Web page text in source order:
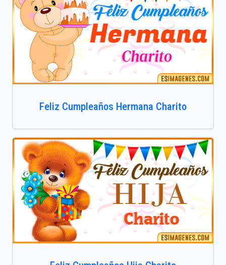
Feliz Cumpleaños Hermana Charito